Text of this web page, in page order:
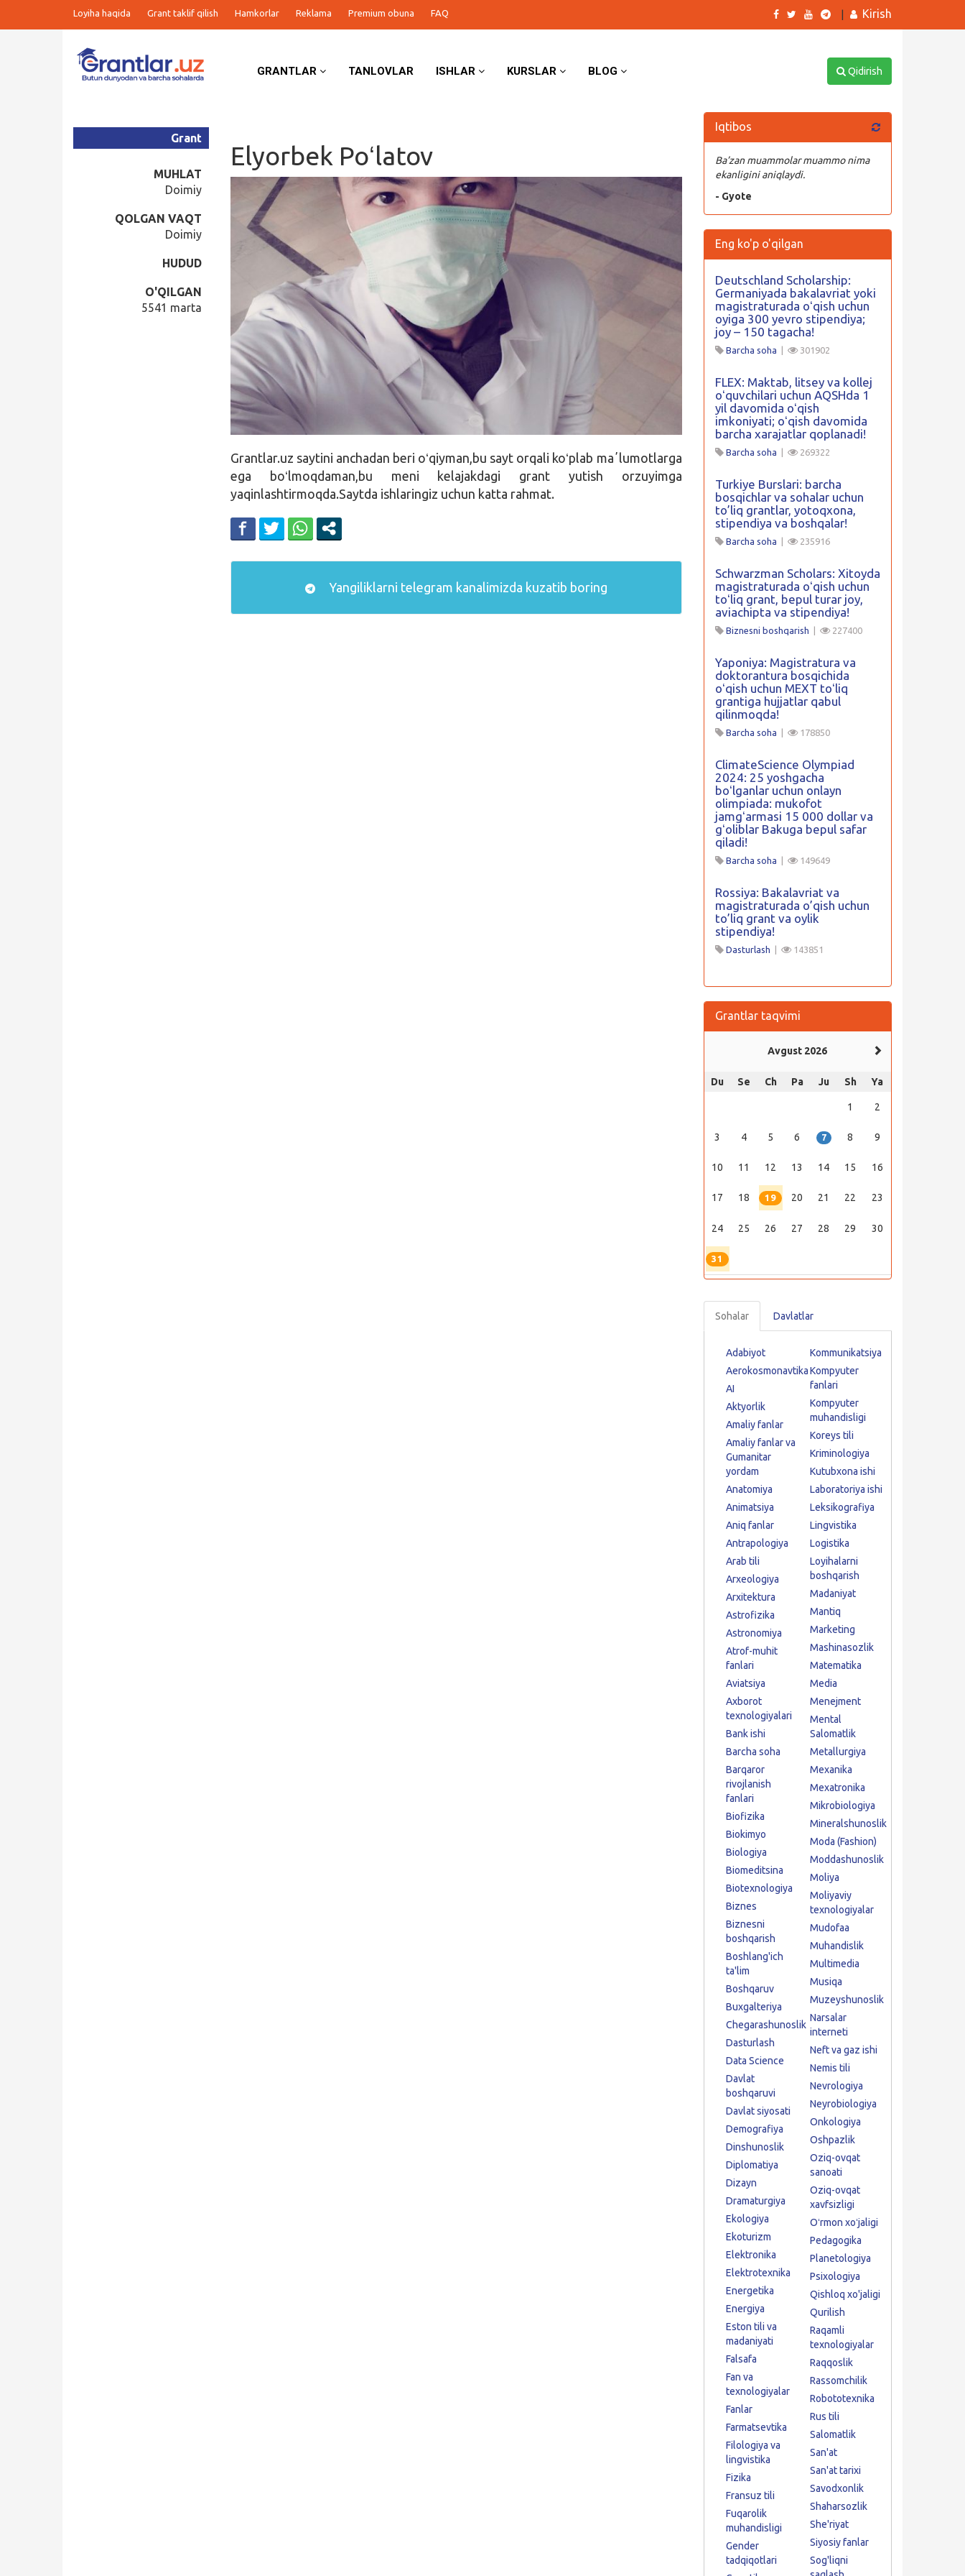
Loyiha haqida Grant taklif qilish Hamkorlar Reklama Premium obuna FAQ Kirish
GRANTLAR TANLOVLAR ISHLAR KURSLAR BLOG Qidirish
Elyorbek Poʻlatov
Grant
MUHLAT
Doimiy
QOLGAN VAQT
Doimiy
HUDUD
O'QILGAN
5541 marta
Grantlar.uz saytini anchadan beri oʻqiyman,bu sayt orqali koʻplab maʼlumotlarga
ega boʻlmoqdaman,bu meni kelajakdagi grant yutish orzuyimga
yaqinlashtirmoqda.Saytda ishlaringiz uchun katta rahmat.
Yangiliklarni telegram kanalimizda kuzatib boring
Iqtibos
Ba’zan muammolar muammo nima
ekanligini aniqlaydi.
- Gyote
Eng ko'p o'qilgan
Deutschland Scholarship:
Germaniyada bakalavriat yoki
magistraturada oʻqish uchun
oyiga 300 yevro stipendiya;
joy – 150 tagacha!
Barcha soha 301902
FLEX: Maktab, litsey va kollej
oʻquvchilari uchun AQSHda 1
yil davomida oʻqish
imkoniyati; oʻqish davomida
barcha xarajatlar qoplanadi!
Barcha soha 269322
Turkiye Burslari: barcha
bosqichlar va sohalar uchun
to’liq grantlar, yotoqxona,
stipendiya va boshqalar!
Barcha soha 235916
Schwarzman Scholars: Xitoyda
magistraturada oʻqish uchun
toʻliq grant, bepul turar joy,
aviachipta va stipendiya!
Biznesni boshqarish 227400
Yaponiya: Magistratura va
doktorantura bosqichida
oʻqish uchun MEXT toʻliq
grantiga hujjatlar qabul
qilinmoqda!
Barcha soha 178850
ClimateScience Olympiad
2024: 25 yoshgacha
boʻlganlar uchun onlayn
olimpiada: mukofot
jamgʻarmasi 15 000 dollar va
gʻoliblar Bakuga bepul safar
qiladi!
Barcha soha 149649
Rossiya: Bakalavriat va
magistraturada o’qish uchun
to’liq grant va oylik
stipendiya!
Dasturlash 143851
Grantlar taqvimi
Avgust 2026
Du Se Ch Pa Ju Sh Ya
1 2
3 4 5 6 7 8 9
10 11 12 13 14 15 16
17 18 19 20 21 22 23
24 25 26 27 28 29 30
31
Sohalar Davlatlar
Adabiyot
Aerokosmonavtika
AI
Aktyorlik
Amaliy fanlar
Amaliy fanlar va
Gumanitar
yordam
Anatomiya
Animatsiya
Aniq fanlar
Antrapologiya
Arab tili
Arxeologiya
Arxitektura
Astrofizika
Astronomiya
Atrof-muhit
fanlari
Aviatsiya
Axborot
texnologiyalari
Bank ishi
Barcha soha
Barqaror
rivojlanish
fanlari
Biofizika
Biokimyo
Biologiya
Biomeditsina
Biotexnologiya
Biznes
Biznesni
boshqarish
Boshlang'ich
ta'lim
Boshqaruv
Buxgalteriya
Chegarashunoslik
Dasturlash
Data Science
Davlat
boshqaruvi
Davlat siyosati
Demografiya
Dinshunoslik
Diplomatiya
Dizayn
Dramaturgiya
Ekologiya
Ekoturizm
Elektronika
Elektrotexnika
Energetika
Energiya
Eston tili va
madaniyati
Falsafa
Fan va
texnologiyalar
Fanlar
Farmatsevtika
Filologiya va
lingvistika
Fizika
Fransuz tili
Fuqarolik
muhandisligi
Gender
tadqiqotlari
Kommunikatsiya
Kompyuter
fanlari
Kompyuter
muhandisligi
Koreys tili
Kriminologiya
Kutubxona ishi
Laboratoriya ishi
Leksikografiya
Lingvistika
Logistika
Loyihalarni
boshqarish
Madaniyat
Mantiq
Marketing
Mashinasozlik
Matematika
Media
Menejment
Mental
Salomatlik
Metallurgiya
Mexanika
Mexatronika
Mikrobiologiya
Mineralshunoslik
Moda (Fashion)
Moddashunoslik
Moliya
Moliyaviy
texnologiyalar
Mudofaa
Muhandislik
Multimedia
Musiqa
Muzeyshunoslik
Narsalar
interneti
Neft va gaz ishi
Nemis tili
Nevrologiya
Neyrobiologiya
Onkologiya
Oshpazlik
Oziq-ovqat
sanoati
Oziq-ovqat
xavfsizligi
Oʻrmon xoʻjaligi
Pedagogika
Planetologiya
Psixologiya
Qishloq xo'jaligi
Qurilish
Raqamli
texnologiyalar
Raqqoslik
Rassomchilik
Robototexnika
Rus tili
Salomatlik
San'at
San'at tarixi
Savodxonlik
Shaharsozlik
She'riyat
Siyosiy fanlar
Sog'liqni